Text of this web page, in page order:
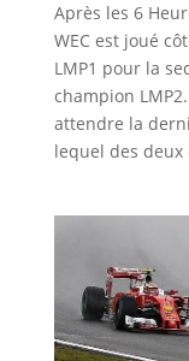
Après les 6
WEC est joué
LMP1 pour la
champion
attendre la
lequel des deux